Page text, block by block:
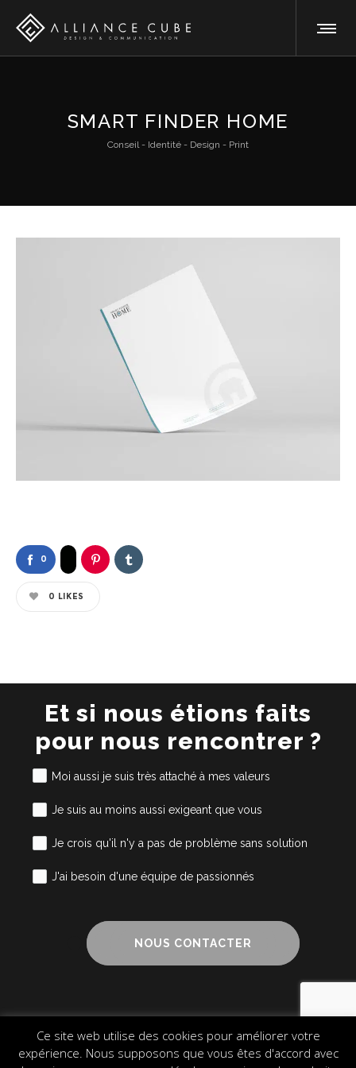
SMART FINDER HOME
Conseil - Identité - Design - Print
0
0 LIKES
Et si nous étions faits
pour nous rencontrer ?
Moi aussi je suis très attaché à mes valeurs
Je suis au moins aussi exigeant que vous
Je crois qu'il n'y a pas de problème sans solution
J'ai besoin d'une équipe de passionnés
NOUS CONTACTER
Mentions légales Cookies
Plan du site
© 2024 Alliance Cube – Design & Communication
Ce site web utilise des cookies pour améliorer votre
expérience. Nous supposons que vous êtes d'accord avec